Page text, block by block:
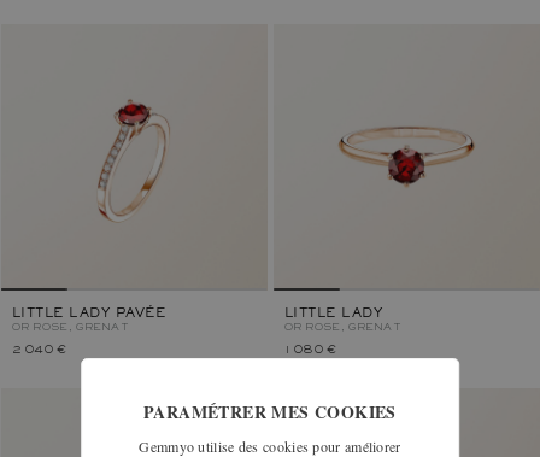
LITTLE LADY PAVÉE
OR ROSE, GRENAT
2 040 €
LITTLE LADY
OR ROSE, GRENAT
1 080 €
PARAMÉTRER MES COOKIES
Gemmyo utilise des cookies pour améliorer